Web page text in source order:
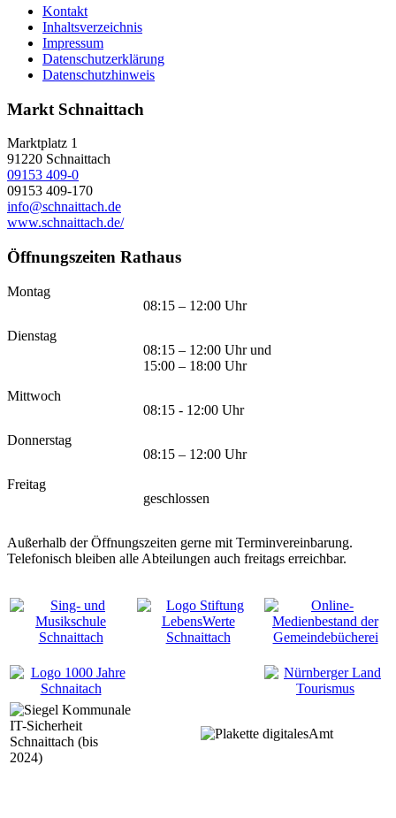
Kontakt
Inhaltsverzeichnis
Impressum
Datenschutzerklärung
Datenschutzhinweis
Markt Schnaittach
Marktplatz 1
91220 Schnaittach
09153 409-0
09153 409-170
info@schnaittach.de
www.schnaittach.de/
Öffnungszeiten Rathaus
Montag
08:15 – 12:00 Uhr
Dienstag
08:15 – 12:00 Uhr und
15:00 – 18:00 Uhr
Mittwoch
08:15 - 12:00 Uhr
Donnerstag
08:15 – 12:00 Uhr
Freitag
geschlossen
Außerhalb der Öffnungszeiten gerne mit Terminvereinbarung.
Telefonisch bleiben alle Abteilungen auch freitags erreichbar.